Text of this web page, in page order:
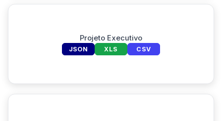
Projeto Executivo
JSON XLS CSV